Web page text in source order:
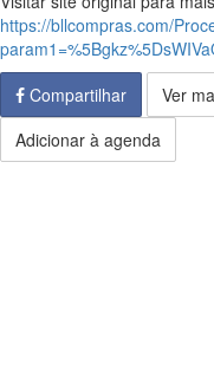
https://bllcompras.com/
Compartilhar
Ver
Adicionar à agenda